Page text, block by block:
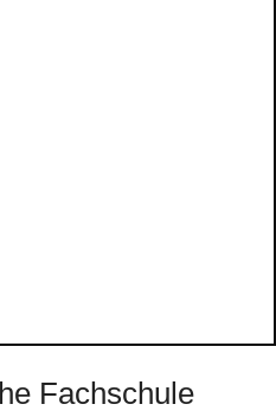
Fachschule